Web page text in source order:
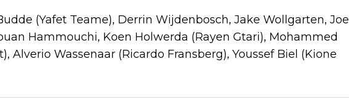
(Yafet Teame), Derrin Wijdenbosch, Jake Wollgarten, Joel
Hammouchi, Koen Holwerda (Rayen Gtari), Mohammed
Alverio Wassenaar (Ricardo Fransberg), Youssef Biel (Kione